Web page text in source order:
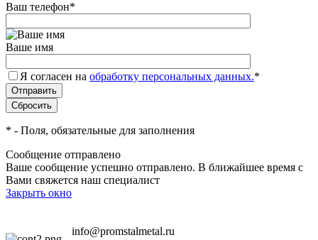
Ваш телефон*
Ваше имя
Я согласен на обработку персональных данных.*
* - Поля, обязательные для заполнения
Сообщение отправлено
Ваше сообщение успешно отправлено. В ближайшее время с
Вами свяжется наш специалист
Закрыть окно
info@promstalmetal.ru